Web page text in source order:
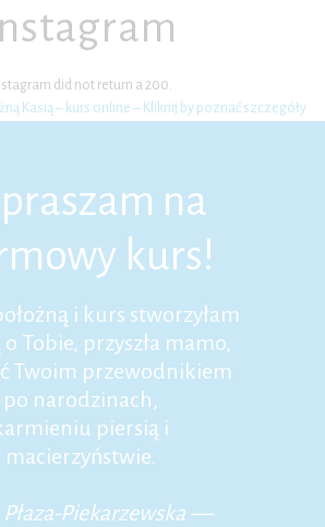
Instagram
did not return a 200.
Kasią – kurs online – Kliknij by poznać szczegóły
na
kurs!
i kurs stworzyłam
o Tobie, przyszła mamo,
Twoim przewodnikiem
po narodzinach,
piersią i
macierzyństwie.
Płaza-Piekarzewska —